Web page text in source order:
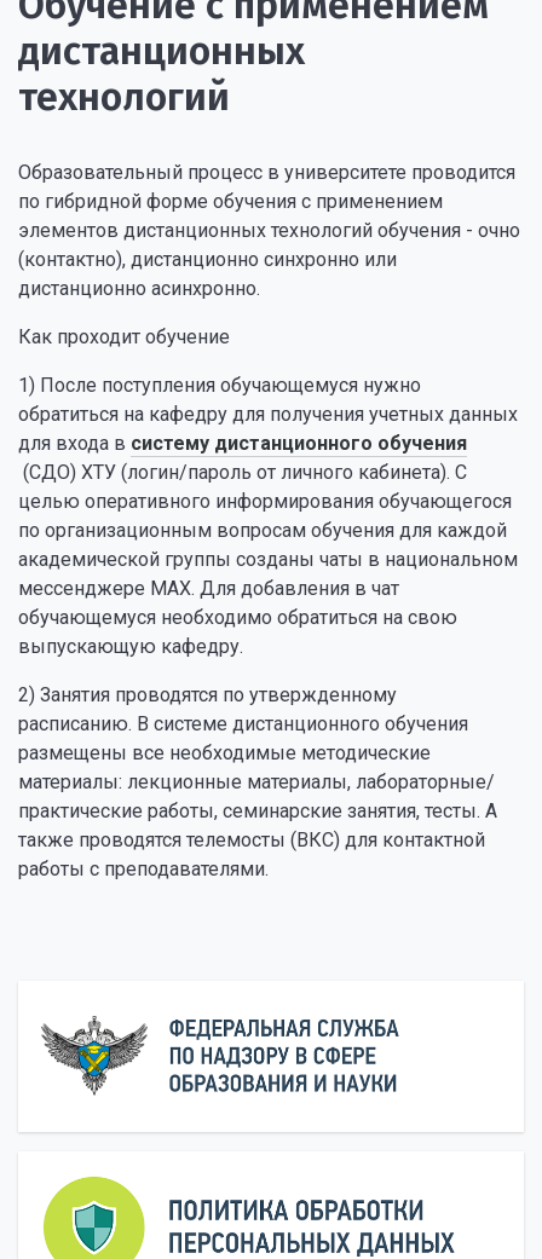
дистанционных
технологий
Образовательный процесс в университете проводится
по гибридной форме обучения с применением
элементов дистанционных технологий обучения - очно
(контактно), дистанционно синхронно или
дистанционно асинхронно.
Как проходит обучение
1) После поступления обучающемуся нужно
обратиться на кафедру для получения учетных данных
для входа в систему дистанционного обучения
(СДО) ХТУ (логин/пароль от личного кабинета). С
целью оперативного информирования обучающегося
по организационным вопросам обучения для каждой
академической группы созданы чаты в национальном
мессенджере MAX. Для добавления в чат
обучающемуся необходимо обратиться на свою
выпускающую кафедру.
2) Занятия проводятся по утвержденному
расписанию. В системе дистанционного обучения
размещены все необходимые методические
материалы: лекционные материалы, лабораторные/
практические работы, семинарские занятия, тесты. А
также проводятся телемосты (ВКС) для контактной
работы с преподавателями.